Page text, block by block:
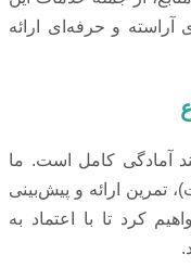
آراسته و حرفه‌ای ارائه
آمادگی کامل است. ما
تمرین ارائه و پیش‌بینی
کرد تا با اعتماد به